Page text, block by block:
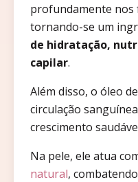
profundamente nos
tornando-se um
de hidratação,
capilar.
Além disso, o óleo
circulação
crescimento
Na pele, ele atua
natural,